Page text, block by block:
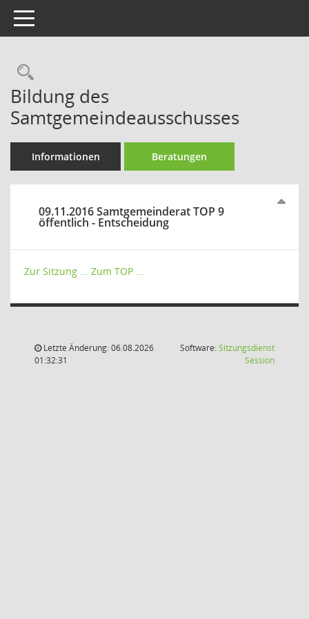
Toggle navigation
Rechercheauswahl
Bildung des
Samtgemeindeausschusses
Informationen Beratungen
09.11.2016 Samtgemeinderat TOP 9
öffentlich - Entscheidung
Zur Sitzung ... Zum TOP ...
Letzte Änderung: 06.08.2026
01:32:31
Software:Sitzungsdienst
Session(Wird in